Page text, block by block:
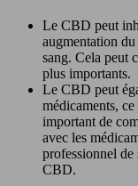
Le CBD peut
augmentation
sang. Cela peut
plus importants.
Le CBD peut
médicaments,
important de
avec les
professionnel de
CBD.